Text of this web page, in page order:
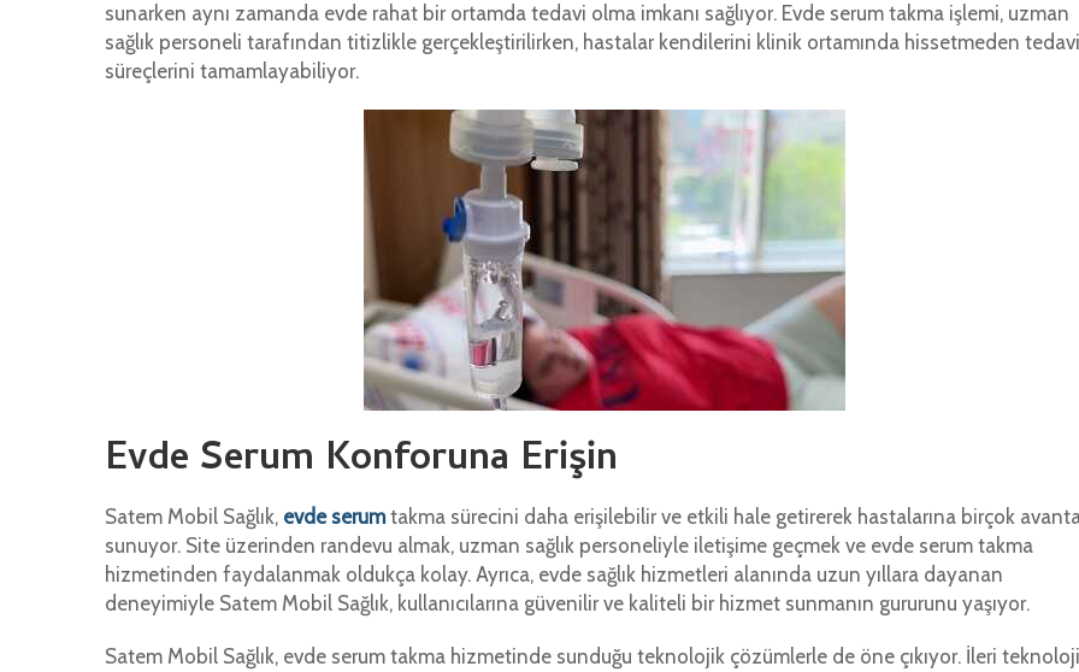
sunarken aynı zamanda evde rahat bir ortamda tedavi olma imkanı sağlıyor. Evde serum takma işlemi, uzman
sağlık personeli tarafından titizlikle gerçekleştirilirken, hastalar kendilerini klinik ortamında hissetmeden tedavi
süreçlerini tamamlayabiliyor.
Evde Serum Konforuna Erişin
Satem Mobil Sağlık, evde serumtakma sürecini daha erişilebilir ve etkili hale getirerek hastalarına birçok
sunuyor. Site üzerinden randevu almak, uzman sağlık personeliyle iletişime geçmek ve evde serum takma
hizmetinden faydalanmak oldukça kolay. Ayrıca, evde sağlık hizmetleri alanında uzun yıllara dayanan
deneyimiyle Satem Mobil Sağlık, kullanıcılarına güvenilir ve kaliteli bir hizmet sunmanın gururunu yaşıyor.
Satem Mobil Sağlık, evde serum takma hizmetinde sunduğu teknolojik çözümlerle de öne çıkıyor. İleri